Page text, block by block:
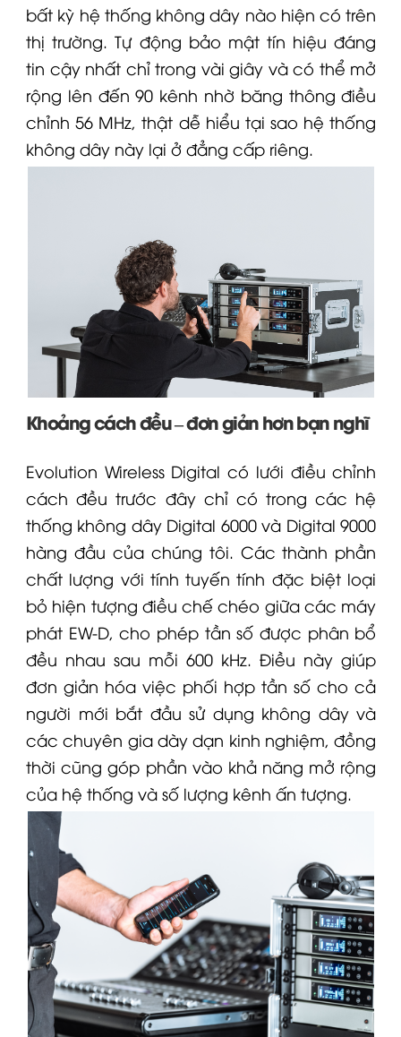
bất kỳ hệ thống không dây nào hiện có trên
thị trường. Tự động bảo mật tín hiệu đáng
tin cậy nhất chỉ trong vài giây và có thể mở
rộng lên đến 90 kênh nhờ băng thông điều
chỉnh 56 MHz, thật dễ hiểu tại sao hệ thống
không dây này lại ở đẳng cấp riêng.
Khoảng cách đều – đơn giản hơn bạn nghĩ
Evolution Wireless Digital có lưới điều chỉnh
cách đều trước đây chỉ có trong các hệ
thống không dây Digital 6000và Digital 9000
hàng đầu của chúng tôi. Các thành phần
chất lượng với tính tuyến tính đặc biệt loại
bỏ hiện tượng điều chế chéo giữa các máy
phát EW-D, cho phép tần số được phân bổ
đều nhau sau mỗi 600 kHz. Điều này giúp
đơn giản hóa việc phối hợp tần số cho cả
người mới bắt đầu sử dụng không dây và
các chuyên gia dày dạn kinh nghiệm, đồng
thời cũng góp phần vào khả năng mở rộng
của hệ thống và số lượng kênh ấn tượng.